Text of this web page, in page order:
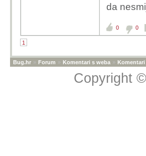
da
0 0
1
Bug.hr » Forum » Komentari s weba » Komentari
Copyright